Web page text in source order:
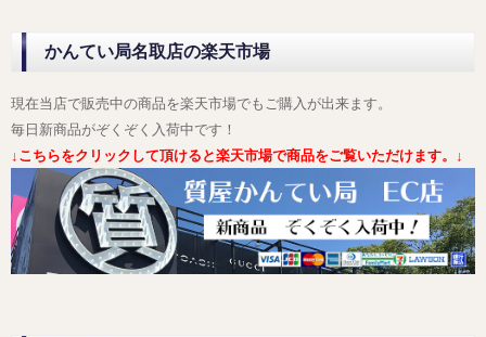
かんてい局名取店の楽天市場
現在当店で販売中の商品を楽天市場でもご購入が出来ます。
毎日新商品がぞくぞく入荷中です！
↓こちらをクリックして頂けると楽天市場で商品をご覧いただけます。↓